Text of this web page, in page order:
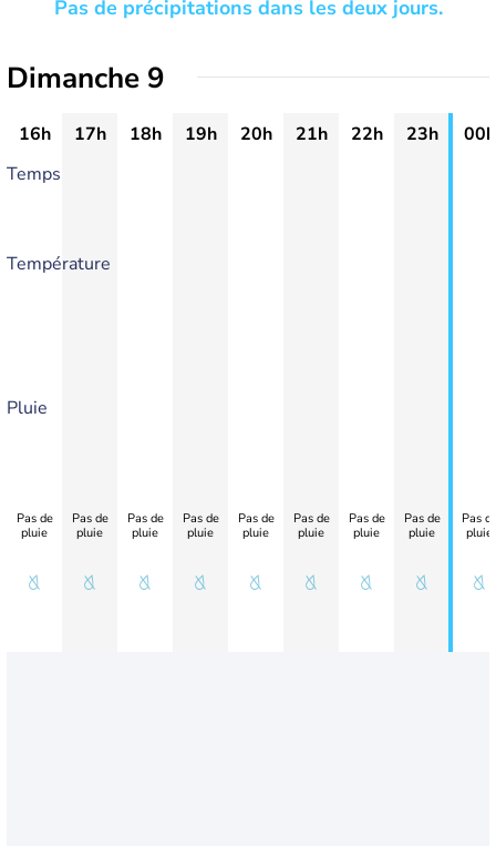
Pas de précipitations dans les deux jours.
Dimanche 9
16h 17h 18h 19h 20h 21h 22h 23h
00h
Temps
Température
Pluie
Pas de
pluie
Pas de
pluie
Pas de
pluie
Pas de
pluie
Pas de
pluie
Pas de
pluie
Pas de
pluie
Pas de
pluie
Pas
pluie